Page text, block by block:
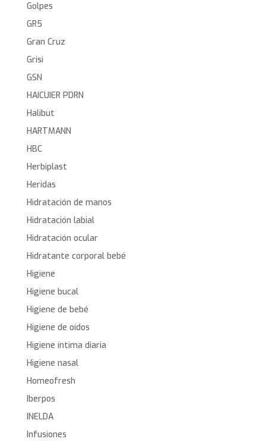
Golpes
GR5
Gran Cruz
Grisi
GSN
HAICUIER PDRN
Halibut
HARTMANN
HBC
Herbiplast
Heridas
Hidratación de manos
Hidratación labial
Hidratación ocular
Hidratante corporal bebé
Higiene
Higiene bucal
Higiene de bebé
Higiene de oídos
Higiene íntima diaria
Higiene nasal
Homeofresh
Iberpos
INELDA
Infusiones